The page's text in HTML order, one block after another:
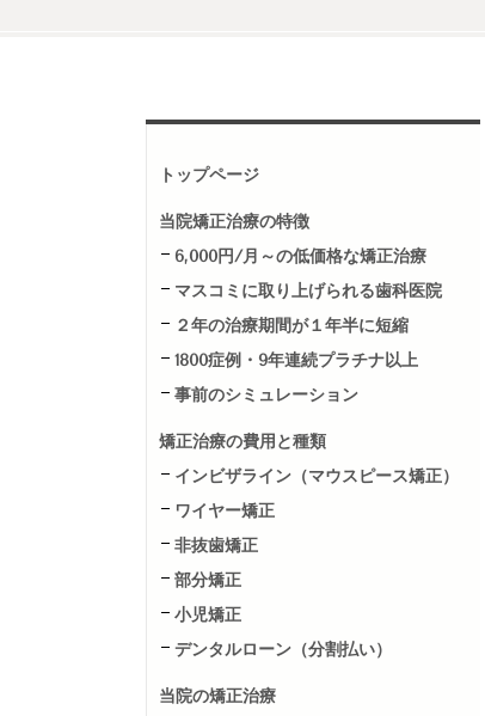
トップページ
当院矯正治療の特徴
6,000円/月～の低価格な矯正治療
マスコミに取り上げられる歯科医院
２年の治療期間が１年半に短縮
1800症例・9年連続プラチナ以上
事前のシミュレーション
矯正治療の費用と種類
インビザライン（マウスピース矯正）
ワイヤー矯正
非抜歯矯正
部分矯正
小児矯正
デンタルローン（分割払い）
当院の矯正治療